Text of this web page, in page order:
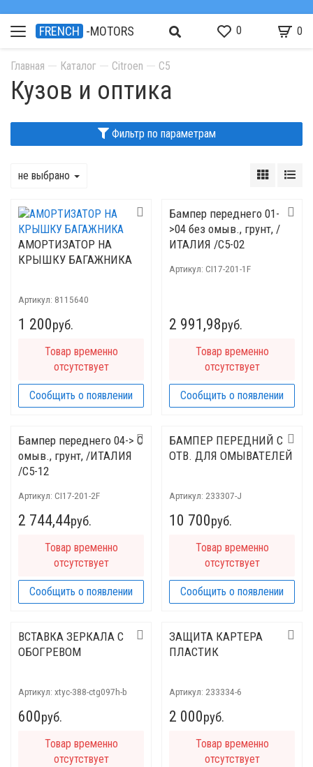
FRENCH -MOTORS 0 0
Главная Каталог Citroen C5
Кузов и оптика
Фильтр по параметрам
не выбрано
АМОРТИЗАТОР НА
КРЫШКУ БАГАЖНИКА
Артикул: 8115640
1 200руб.
Товар временно
отсутствует
Сообщить о появлении
Бампер переднего 01-
>04 без омыв., грунт, /
ИТАЛИЯ /C5-02
Артикул: CI17-201-1F
2 991,98руб.
Товар временно
отсутствует
Сообщить о появлении
Бампер переднего 04-> C
омыв., грунт, /ИТАЛИЯ
/C5-12
Артикул: CI17-201-2F
2 744,44руб.
Товар временно
отсутствует
Сообщить о появлении
БАМПЕР ПЕРЕДНИЙ С
ОТВ. ДЛЯ ОМЫВАТЕЛЕЙ
Артикул: 233307-J
10 700руб.
Товар временно
отсутствует
Сообщить о появлении
ВСТАВКА ЗЕРКАЛА С
ОБОГРЕВОМ
Артикул: xtyc-388-ctg097h-b
600руб.
Товар временно
отсутствует
ЗАЩИТА КАРТЕРА
ПЛАСТИК
Артикул: 233334-6
2 000руб.
Товар временно
отсутствует